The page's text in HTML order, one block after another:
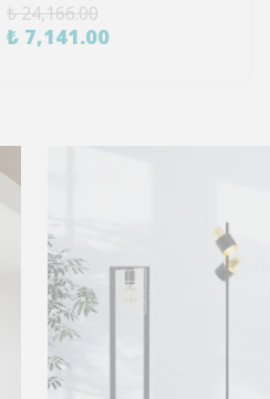
₺ 24,166.00
₺ 7,141.00